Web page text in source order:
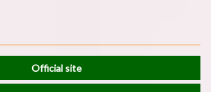
Official site